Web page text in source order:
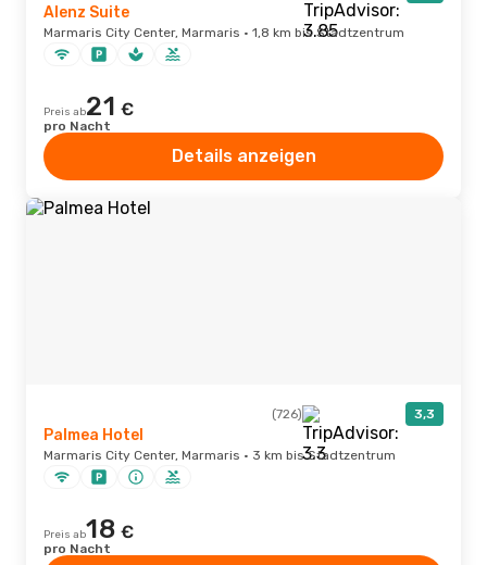
Alenz Suite
Marmaris City Center, Marmaris · 1,8 km bis Stadtzentrum
Preis ab21 €
pro Nacht
Details anzeigen
(726) 3,3
Palmea Hotel
Marmaris City Center, Marmaris · 3 km bis Stadtzentrum
Preis ab18 €
pro Nacht